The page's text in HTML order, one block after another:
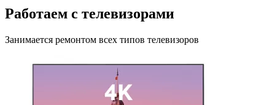
Работаем с телевизорами
Занимается ремонтом всех типов телевизоров